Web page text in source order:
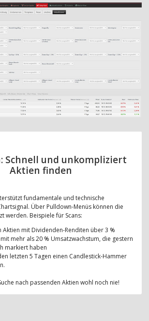
Schnell und unkompliziert
Aktien finden
fundamentale und technische
Über Pulldown-Menüs können die
werden. Beispiele für Scans:
Aktien mit Dividenden-Renditen über 3 %
mehr als 20 % Umsatzwachstum, die gestern
markiert haben
letzten 5 Tagen einen Candlestick-Hammer
nach passenden Aktien wohl noch nie!